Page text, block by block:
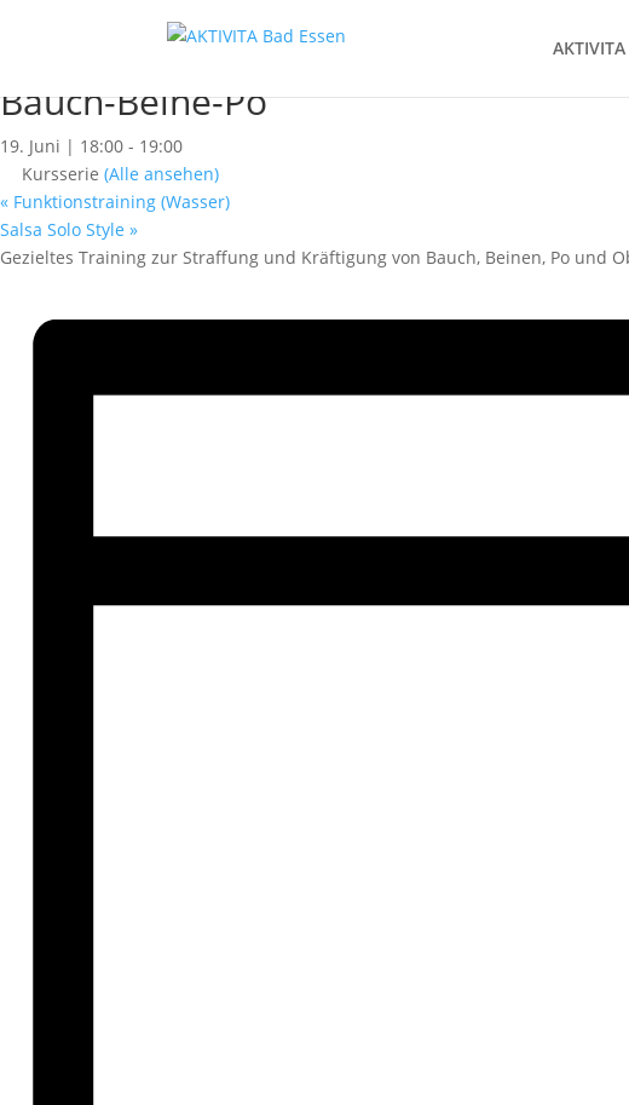
AKTIVITA
Bauch-Beine-Po
19. Juni | 18:00 - 19:00
Kursserie (Alle ansehen)
« Funktionstraining (Wasser)
Salsa Solo Style »
Gezieltes Training zur Straffung und Kräftigung von Bauch, Beinen, Po und